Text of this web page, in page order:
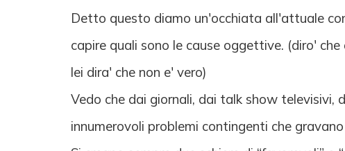
Detto questo diamo un'occhiata all'attuale
capire quali sono le cause oggettive. (diro'
lei dira' che non e' vero)
Vedo che dai giornali, dai talk show
innumerovoli problemi contingenti che